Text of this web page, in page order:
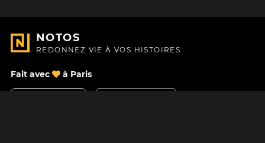
NOTOS
REDONNEZ VIE À VOS HISTOIRES
Fait avec à Paris